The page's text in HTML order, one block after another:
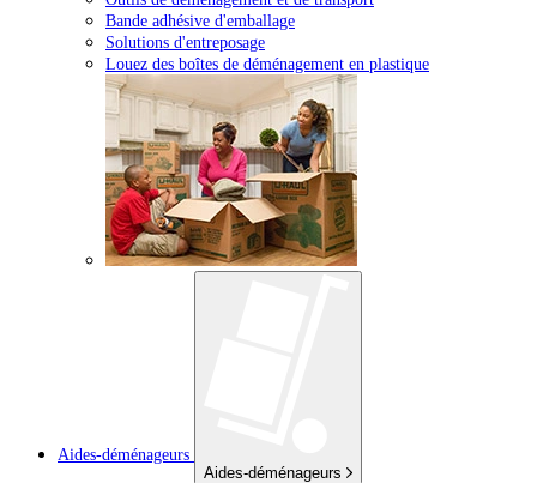
Bande adhésive d'emballage
Solutions d'entreposage
Louez des boîtes de déménagement en plastique
Aides-déménageurs
Aides-déménageurs